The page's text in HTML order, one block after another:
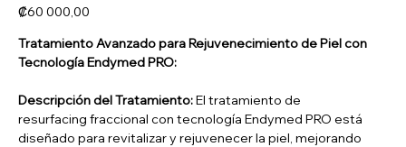
Precio
₡60 000,00
Tratamiento Avanzado para Rejuvenecimiento de Piel con
Tecnología Endymed PRO:
Descripción del Tratamiento:El tratamiento de
resurfacing fraccional con tecnología Endymed PRO está
diseñado para revitalizar y rejuvenecer la piel, mejorando